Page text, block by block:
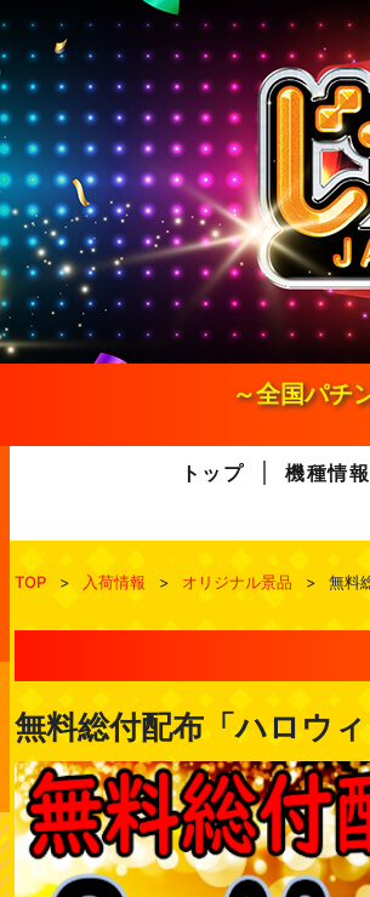
～全国パチ
トップ 機種情報
TOP > 入荷情報 > オリジナル景品 > 無料
無料総付配布「ハロウ